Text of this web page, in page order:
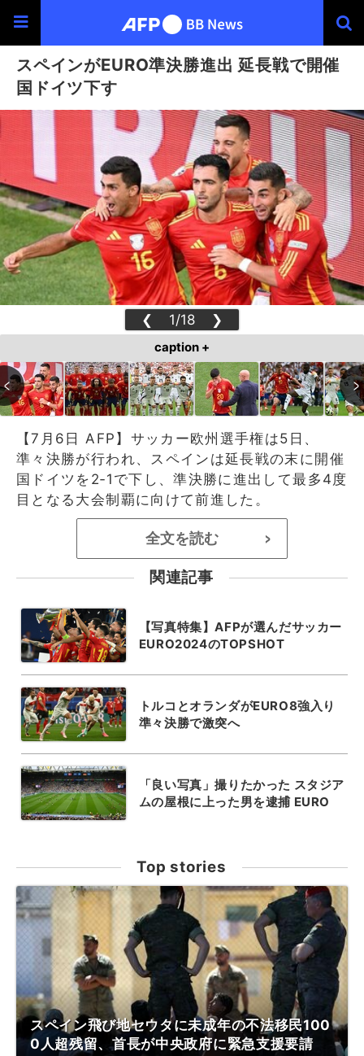
スペインがEURO準決勝進出 延長戦で開催
国ドイツ下す
❮ 1/18 ❯
caption +
【7月6日 AFP】サッカー欧州選手権は5日、
準々決勝が行われ、スペインは延長戦の末に開催
国ドイツを2‐1で下し、準決勝に進出して最多4度
目となる大会制覇に向けて前進した。
全文を読む >
関連記事
【写真特集】AFPが選んだサッカー
EURO2024のTOPSHOT
トルコとオランダがEURO8強入り
準々決勝で激突へ
「良い写真」撮りたかった スタジア
ムの屋根に上った男を逮捕 EURO
Top stories
スペイン飛び地セウタに未成年の不法移民100
0人超残留、首長が中央政府に緊急支援要請